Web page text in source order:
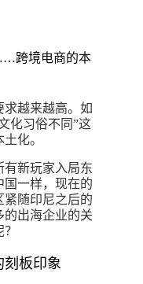
跨境电商的本
越来越高。如
化习俗不同”这
化。
有新玩家入局东
国一样，现在的
紧随印尼之后的
出海企业的关
刻板印象